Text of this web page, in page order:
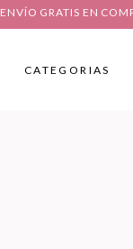
ENVÍO GRATIS EN
No
CATEGORIAS